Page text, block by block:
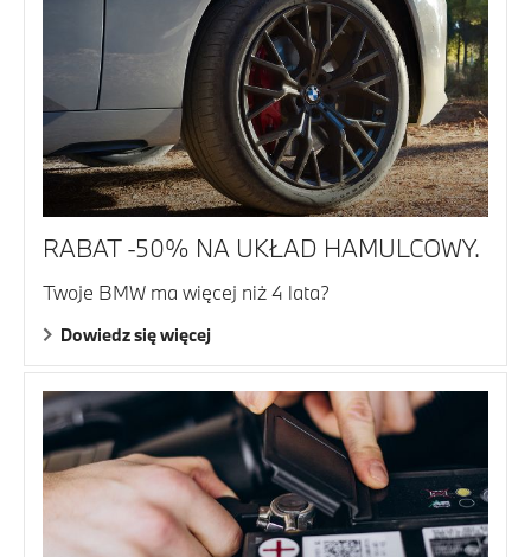
RABAT -50% NA UKŁAD HAMULCOWY.
Twoje BMW ma więcej niż 4 lata?
Dowiedz się więcej